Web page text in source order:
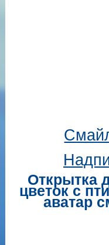
Открытка
цветок с
аватар